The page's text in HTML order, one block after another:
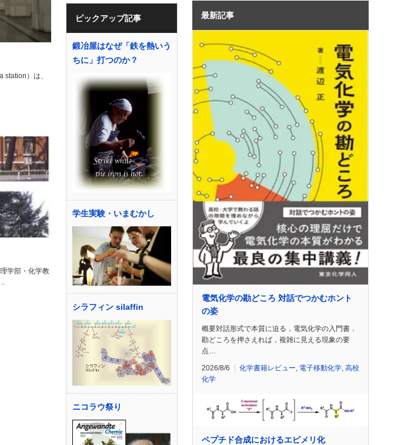
station）は、
学部・化学教
ピックアップ記事
鍛冶屋はなぜ「鉄を熱いう
ちに」打つのか？
学生実験・いまむかし
シラフィン silaffin
ニコラウ祭り
最新記事
電気化学の勘どころ 対話でつかむホント
の姿
概要対話形式で本質に迫る，電気化学の入門書．
勘どころを押さえれば，複雑に見える現象の要
点…
2026/8/6 化学書籍レビュー, 電子移動化学, 高校
化学
ペプチド合成におけるエピメリ化